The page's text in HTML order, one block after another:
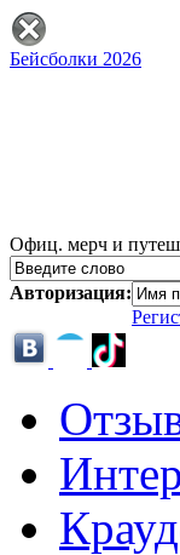
Бейсболки 2026
Офиц. мерч и
Авторизация: